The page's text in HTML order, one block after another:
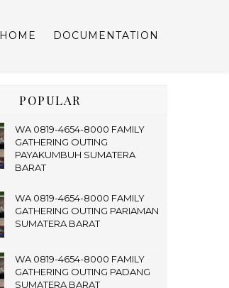
HOME DOCUMENTATION
POPULAR
WA 0819-4654-8000 FAMILY
GATHERING OUTING
PAYAKUMBUH SUMATERA
BARAT
WA 0819-4654-8000 FAMILY
GATHERING OUTING PARIAMAN
SUMATERA BARAT
WA 0819-4654-8000 FAMILY
GATHERING OUTING PADANG
SUMATERA BARAT